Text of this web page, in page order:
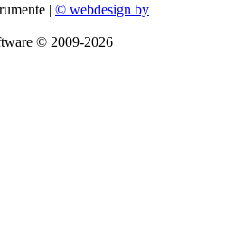
| © webdesign by
© 2009-2026